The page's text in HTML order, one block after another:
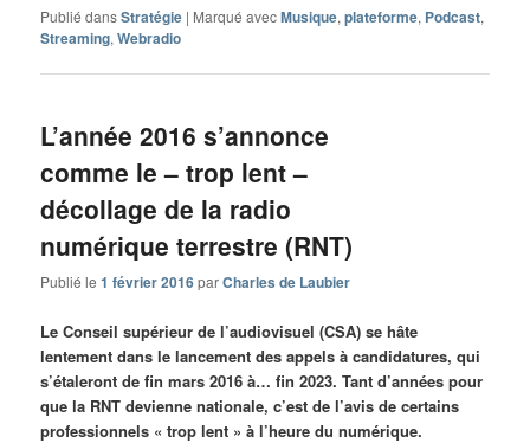
Publié dansStratégie | Marqué avecMusique,plateforme, Podcast,
Streaming,Webradio
L’année 2016 s’annonce
comme le – trop lent –
décollage de la radio
numérique terrestre (RNT)
Publié le1 février 2016parCharles de Laubier
Le Conseil supérieur de l’audiovisuel (CSA) se hâte
lentement dans le lancement des appels à candidatures, qui
s’étaleront de fin mars 2016 à… fin 2023. Tant d’années pour
que la RNT devienne nationale, c’est de l’avis de certains
professionnels « trop lent » à l’heure du numérique.